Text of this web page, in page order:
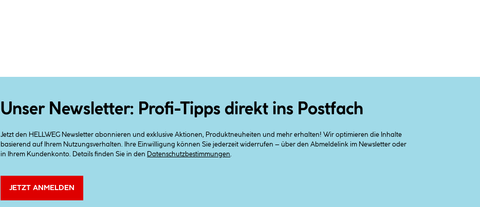
Unser Newsletter: Profi-Tipps direkt ins Postfach
Jetzt den HELLWEG Newsletter abonnieren und exklusive Aktionen, Produktneuheiten und mehr erhalten! Wir optimieren die Inhalte
basierend auf Ihrem Nutzungsverhalten. Ihre Einwilligung können Sie jederzeit widerrufen – über den Abmeldelink im Newsletter oder
in Ihrem Kundenkonto. Details finden Sie in den
Datenschutzbestimmungen
JETZT ANMELDEN